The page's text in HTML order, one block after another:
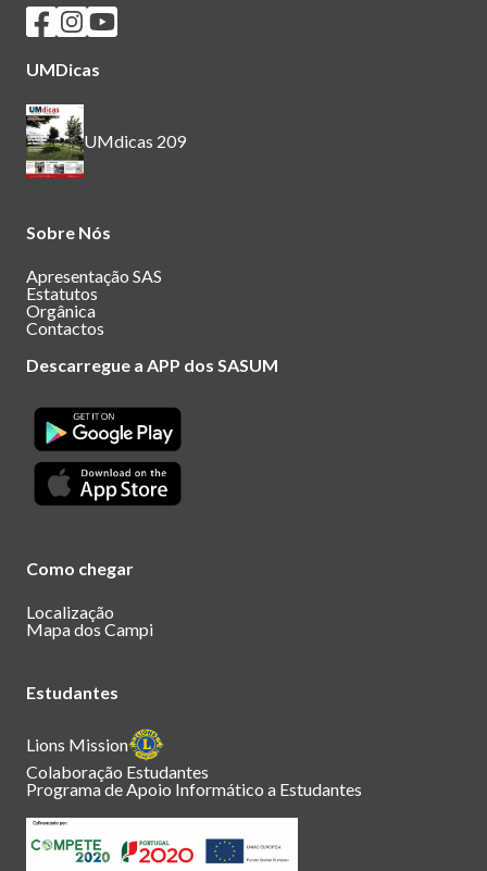
Seguir os SASUM no Facebook
Seguir os SASUM no Instagram
Seguir os SASUM no Youtube
UMDicas
UMdicas 209
Sobre Nós
Apresentação SAS
Estatutos
Orgânica
Contactos
Descarregue a APP dos SASUM
Como chegar
Localização
Mapa dos Campi
Estudantes
Lions Mission
Colaboração Estudantes
Programa de Apoio Informático a Estudantes